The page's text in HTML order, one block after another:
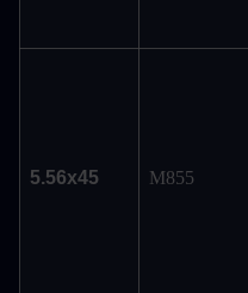
5.56x45 M855